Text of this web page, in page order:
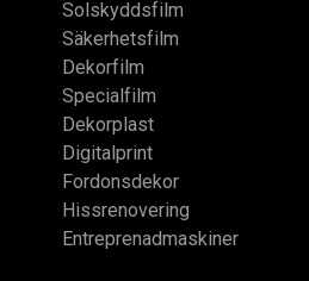
Solskyddsfilm
Säkerhetsfilm
Dekorfilm
Specialfilm
Dekorplast
Digitalprint
Fordonsdekor
Hissrenovering
Entreprenadmaskiner